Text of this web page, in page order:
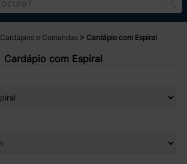
Cardápios e Comandas Cardápio com Espiral
Cardápio com Espiral